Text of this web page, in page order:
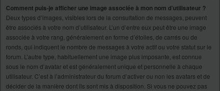
Comment puis-je afficher une image associée à mon nom d’utilisateur ?
Deux types d’images, visibles lors de la consultation de messages, peuvent
être associés à votre nom d’utilisateur. L’un d’entre eux peut être une image
associée à votre rang, généralement en forme d’étoiles, de carrés ou de
ronds, qui indiquent le nombre de messages à votre actif ou votre statut sur le
forum. L’autre type, habituellement une image plus imposante, est connue
sous le nom d’avatar et est généralement unique et personnelle à chaque
utilisateur. C’est à l’administrateur du forum d’activer ou non les avatars et de
décider de la manière dont ils sont mis à disposition. Si vous ne pouvez pas